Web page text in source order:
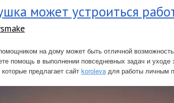
может устроиться
на дому может быть отличной
помощь в выполнении повседневных задач и
предлагает сайт koroleva для работы личным